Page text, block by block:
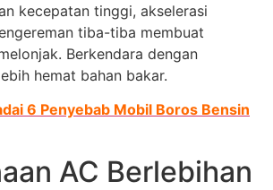
kecepatan tinggi, akselerasi
tiba-tiba membuat
Berkendara dengan
hemat bahan bakar.
6 Penyebab Mobil Boros Bensin
AC Berlebihan